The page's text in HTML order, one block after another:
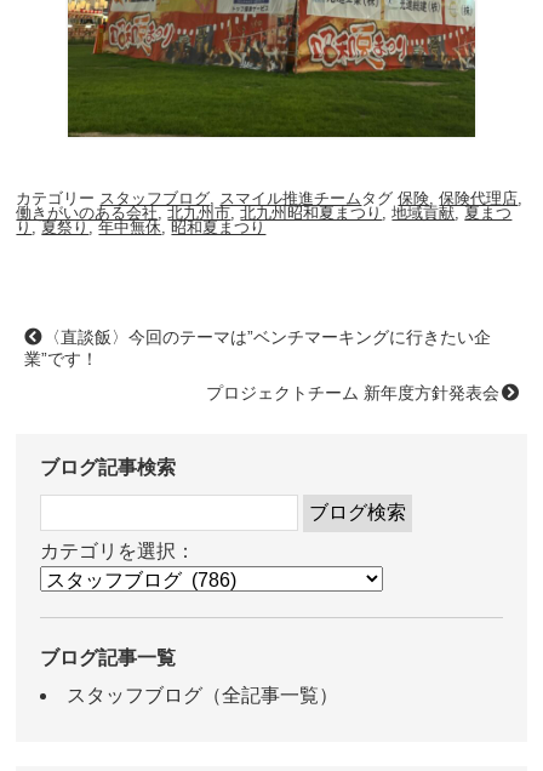
カテゴリー スタッフブログ スマイル推進チームタグ保険 ,保険代理店
働きがいのある会社,北九州市,北九州昭和夏まつり ,地域貢献,夏まつ
り,夏祭り,年中無休 ,昭和夏まつり
〈直談飯〉今回のテーマは”ベンチマーキングに行きたい企
業”です！
プロジェクトチーム 新年度方針発表会
ブログ記事検索
カテゴリを選択：
ブログ記事一覧
スタッフブログ（全記事一覧）